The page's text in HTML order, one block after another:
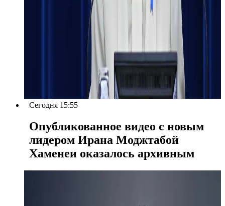
Сегодня 15:55
Опубликованное видео с новым
лидером Ирана Моджтабой
Хаменеи оказалось архивным